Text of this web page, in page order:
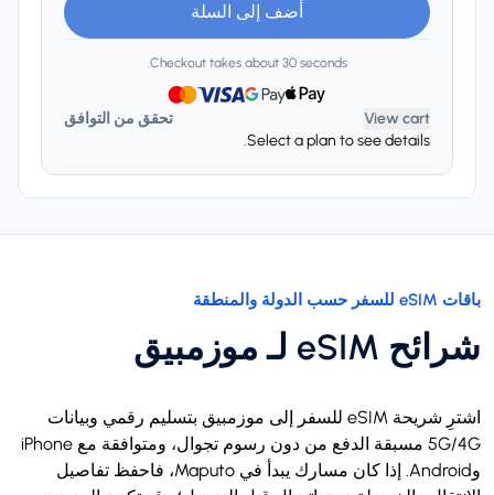
أضف إلى السلة
Checkout takes about 30 seconds.
View cart
تحقق من التوافق
Select a plan to see details.
باقات eSIM للسفر حسب الدولة والمنطقة
شرائح eSIM لـ موزمبيق
اشترِ شريحة eSIM للسفر إلى موزمبيق بتسليم رقمي وبيانات
5G/4G مسبقة الدفع من دون رسوم تجوال، ومتوافقة مع iPhone
وAndroid. إذا كان مسارك يبدأ في Maputo، فاحفظ تفاصيل